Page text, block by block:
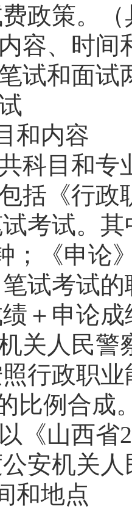
政策。
容、时间
试和面试
和内容
科目和专
括 《行
考试。 其
；
《申论
试考试
＋申论成
关人民警
行政职业
比例合成
《山西省
公安机关
和地点